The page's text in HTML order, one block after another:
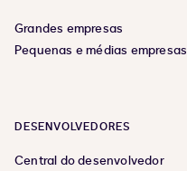
Grandes empresas
Pequenas e médias empresas
DESENVOLVEDORES
Central do desenvolvedor